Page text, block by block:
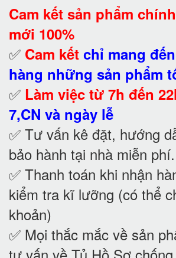
Cam kết sản phẩm
mới 100%
✅ Cam kết chỉ mang
hàng những sản phẩm
✅ Làm việc từ 7h đến
7,CN và ngày lễ
✅ Tư vấn kê đặt, hướng
bảo hành tại nhà miễn phí.
✅ Thanh toán khi nhận
kiểm tra kĩ lưỡng (có thể
khoản)
✅ Mọi thắc mắc về sản